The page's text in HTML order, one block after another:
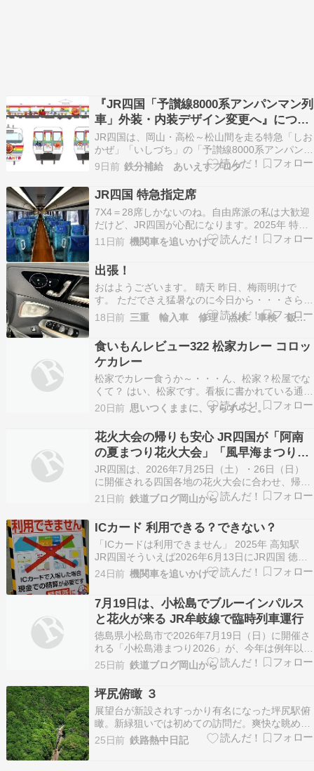
『JR四国「予讃線8000系アンパンマン列
車」外装・内装デザイン変更へ』につい
てまとめてみた
JR四国は、岡山・高松～松山間を走る特急「しお
かぜ」「いしづち」の「予讃線8000系アンパンマ
ン列車」をリニューアルし、12月中旬から運行を
開始する予定です。外装は虹をモチーフにしたデ
ザインを引き継ぎ、内装は四国の山や海をイメー
ジしたデザイ… The post 『JR四国「予讃線…
9日前 鉄分補給 あいえすブログ
JR四国 特急指定席
7X4＝28席しかないのね。自由席派の私は大歓迎
だけど、JR四国が心配になります。2025年 特急
あしずり（2000系） 土讃線
11日前 機関車を追いかけて
出張！
おはようございます。 晴天 昨日、梅雨明けで
す。 ただでさえ猛暑なのに今日から・・・さらに
危険な暑さ予報でございます???????????? 間違
いなく工場は、40℃超えか さて日曜日の昼前か
ら・・・出張に行ってました。 こんな所
に・・・。 うどん屋の『 めっか 』です。 毎度…
18日前 三重 輸入車 修理 点検 車検 鈑金 コーディング
食いもんレビュー322 松家カレー コロッ
ケカレー
松家でカレー食うか～・・・ん、松家？松屋でな
くて？ はい、松家です。看板に書かれている通
り、蒲田にあるカレー屋さんです。お店の入口の
左下に歴史が書かれていますが、1993年（平成5
年）までの先代のお店は名前が「松屋カレー」だ
ったようですね。 入り口の右にメニューがありま
す。ベー…
20日前 思いつくままに、すらすらと。
花火大会の帰りも安心 JR四国が「阿南
の夏まつり花火大会」「風早海まつり花
火大会」「伊予彩まつり花火大会」に合
わせて臨時列車を運行（7月25日・26
日）
JR四国は、2026年7月25日（土）・26日（日）
に開催される四国各地の花火大会に合わせ、帰宅
時間帯に臨時列車を運転すると発表しました。 対
象となるのは、 徳島県阿南市「阿南の夏まつり花
火大会」（7月26日） 愛媛県松山市「風早海まつ
り花火大会」（7月25日） 愛媛県伊予市「伊…
21日前 鉄道ブログ岡山から
ICカード 利用できる？できない？
「ICカードは利用できません」 2025年 高知駅
JR四国そういえば2026年6月13日にJR四国 徳島
駅で自動改札機が導入されたニュースがありまし
たね。＊類似 対照的に「ICカードしか利用できま
せん」（きっぷ不可）。 2026年 北品川駅 京浜急
行電鉄
24日前 機関車を追いかけて
7月19日は、小松島でブルーインパルス
と花火が来る JR牟岐線で臨時列車運行
徳島県小松島市で2026年7月19日（日）に開催さ
れる「小松島港まつり2026」が、今年は例年以上
の盛り上がりを見せそうです。 小松島市制施行
75周年を記念して、航空自衛隊のブルーインパル
ス展示飛行が実施されるほか、夜には毎年恒例の
「小松島港まつり納涼花火大会」も開催されま
す。昼…
25日前 鉄道ブログ岡山から
坪尻俯瞰 ３
展望台が新設されすっかり有名になった坪尻駅俯
瞰。新緑狙いでは初めての訪問だ。爽快な眺めに
意気も上がるが、駅や列車に山影が落ちない時間
帯は限られる。JR四国の看板、アンパンマンの装
25日前 鉄路熱中日記